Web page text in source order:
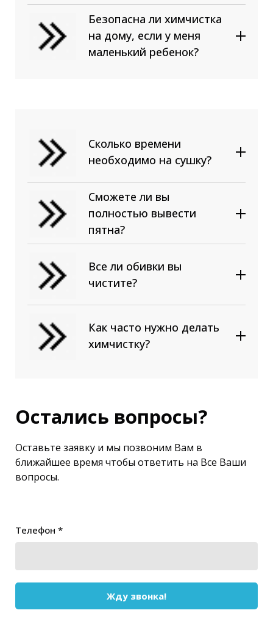
замши, бархата, гобелена;
От размера. Минимальная
цена — 1000 рублей на чистку
прямого двухместного
Размер мебели;
Степень загрязненности;
Тип обивки.
Безопасна ли химчистка
на дому, если у меня
маленький ребенок?
Сколько времени
необходимо на сушку?
Сможете ли вы
полностью вывести
пятна?
Все ли обивки вы
чистите?
Как часто нужно делать
химчистку?
Остались вопросы?
Оставьте заявку и мы позвоним Вам в
ближайшее время чтобы ответить на Все Ваши
вопросы.
Телефон *
Жду звонка!